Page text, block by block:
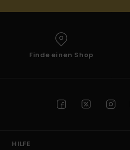
Finde einen Shop
HILFE